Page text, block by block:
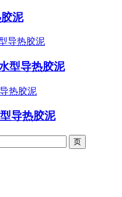
泥
型导热胶泥
导热胶泥